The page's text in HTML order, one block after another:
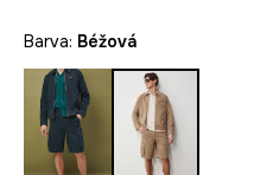
Barva: béžová